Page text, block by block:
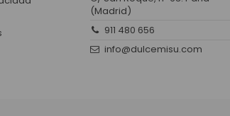
(Madrid)
911 480 656
info@dulcemisu.com